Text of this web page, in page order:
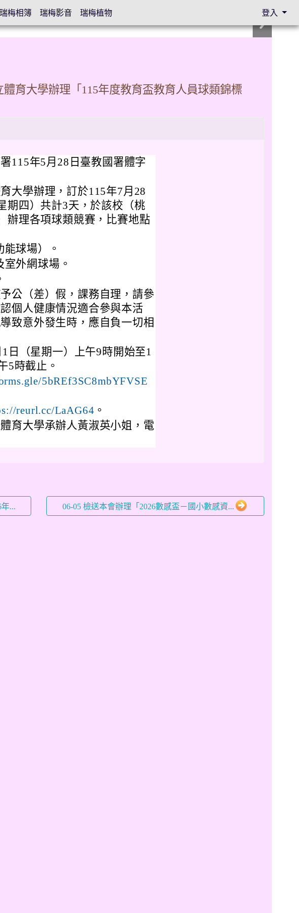
育大學辦理「115年度教育盃教育人員球類錦標
115年5月28日臺教國署體字
大學辦理，訂於115年7月28
期四）共計3天，於該校（桃
辦理各項球類競賽，比賽地點
球場）。
外網球場。
公（差）假，課務自理，請參
個人健康情況適合參與本活
致意外發生時，應自負一切相
日（星期一）上午9時開始至1
5時截止。
5bREf3SC8mbYFVSE
reurl.cc/LaAG64 。
育大學承辦人黃淑英小姐，電
... 06-05 檢送本會辦理「2026數感盃－國小數感資...
瑞梅相簿 瑞梅影音 瑞梅植物 登入